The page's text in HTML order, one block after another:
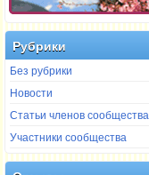
Рубрики
Без рубрики
Новости
Статьи членов сообщества
Участники сообщества